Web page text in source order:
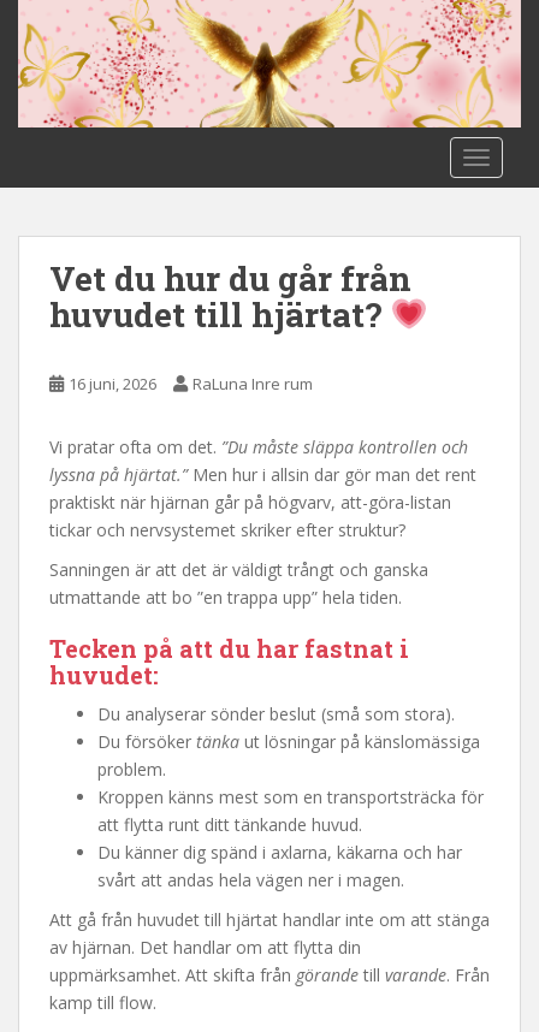
Vet du hur du går från
huvudet till hjärtat?
16 juni, 2026 RaLuna Inre rum
Vi pratar ofta om det. ”Du måste släppa kontrollen och
lyssna på hjärtat.”Men hur i allsin dar gör man det rent
praktiskt när hjärnan går på högvarv, att-göra-listan
tickar och nervsystemet skriker efter struktur?
Sanningen är att det är väldigt trångt och ganska
utmattande att bo ”en trappa upp” hela tiden.
Tecken på att du har fastnat i
huvudet:
Du analyserar sönder beslut (små som stora).
Du försöker tänka ut lösningar på känslomässiga
problem.
Kroppen känns mest som en transportsträcka för
att flytta runt ditt tänkande huvud.
Du känner dig spänd i axlarna, käkarna och har
svårt att andas hela vägen ner i magen.
Att gå från huvudet till hjärtat handlar inte om att stänga
av hjärnan. Det handlar om att flytta din
uppmärksamhet. Att skifta från görande till varande. Från
kamp till flow.